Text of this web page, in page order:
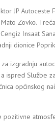
JP Autoceste
Zovko.
Insaat
dionice
izgradnju
ispred Službe
općinskog
pozitivne